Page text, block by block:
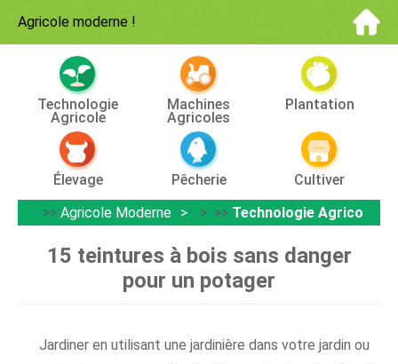
Agricole moderne !
Technologie
Agricole
Machines
Agricoles
Plantation
Élevage Pêcherie
Cultiver
>> Agricole Moderne > >> Technologie Agricole
15 teintures à bois sans danger
pour un potager
Jardiner en utilisant une jardinière dans votre jardin ou